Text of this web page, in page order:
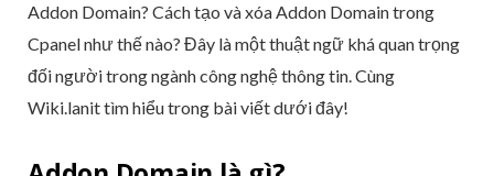
Addon Domain? Cách tạo và xóa Addon Domain trong
Cpanel như thế nào? Đây là một thuật ngữ khá quan trọng
đối người trong ngành công nghệ thông tin. Cùng
Wiki.lanit tìm hiểu trong bài viết dưới đây!